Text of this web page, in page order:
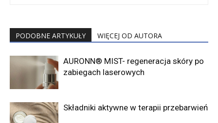
PODOBNE ARTYKUŁY WIĘCEJ OD AUTORA
AURONN® MIST- regeneracja skóry po
zabiegach laserowych
Składniki aktywne w terapii przebarwień